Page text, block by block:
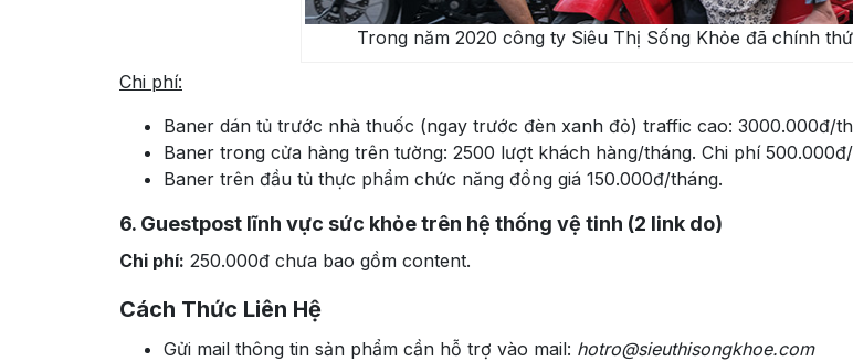
Trong năm 2020 công ty Siêu Thị Sống Khỏe đã chính
Chi phí:
Baner dán tủ trước nhà thuốc (ngay trước đèn xanh đỏ) traffic cao: 3000.000đ/
Baner trong cửa hàng trên tường: 2500 lượt khách hàng/tháng. Chi phí
Baner trên đầu tủ thực phẩm chức năng đồng giá 150.000đ/tháng.
6. Guestpost lĩnh vực sức khỏe trên hệ thống vệ tinh (2 link do)
Chi phí: 250.000đ chưa bao gồm content.
Cách Thức Liên Hệ
Gửi mail thông tin sản phẩm cần hỗ trợ vào mail: hotro@sieuthisongkhoe.com